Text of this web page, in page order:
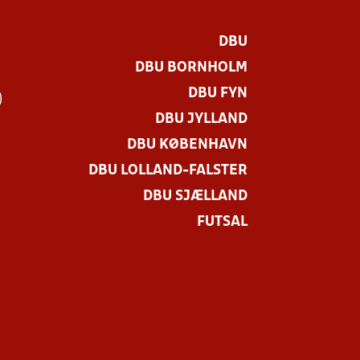
DBU
DBU BORNHOLM
DBU FYN
DBU JYLLAND
DBU KØBENHAVN
DBU LOLLAND-FALSTER
DBU SJÆLLAND
FUTSAL